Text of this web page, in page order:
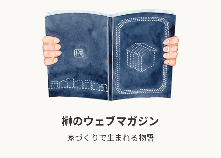
榊のウェブマガジン
家づくりで生まれる物語